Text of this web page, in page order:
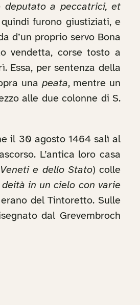
deputato a peccatrici, et
furono giustiziati, e
d’un proprio servo Bona
vendetta, corse tosto a
Essa, per sentenza della
una peata, mentre un
alle due colonne di S.
il 30 agosto 1464 salì al
L’antica loro casa
e dello Stato) colle
deità in un cielo con varie
del Tintoretto. Sulle
dal Grevembroch